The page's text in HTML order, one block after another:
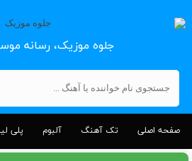
جلوه موزیک، رسانه
صفحه اصلی تک آهنگ آلبوم پلی